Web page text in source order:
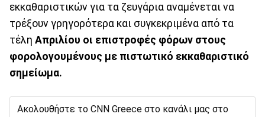
εκκαθαριστικών για τα ζευγάρια αναμένεται να
τρέξουν γρηγορότερα και συγκεκριμένα από τα
τέλη Απριλίου οι επιστροφές φόρων στους
φορολογουμένους με πιστωτικό εκκαθαριστικό
σημείωμα.
Ακολουθήστε το CNN Greece στο κανάλι μας στο